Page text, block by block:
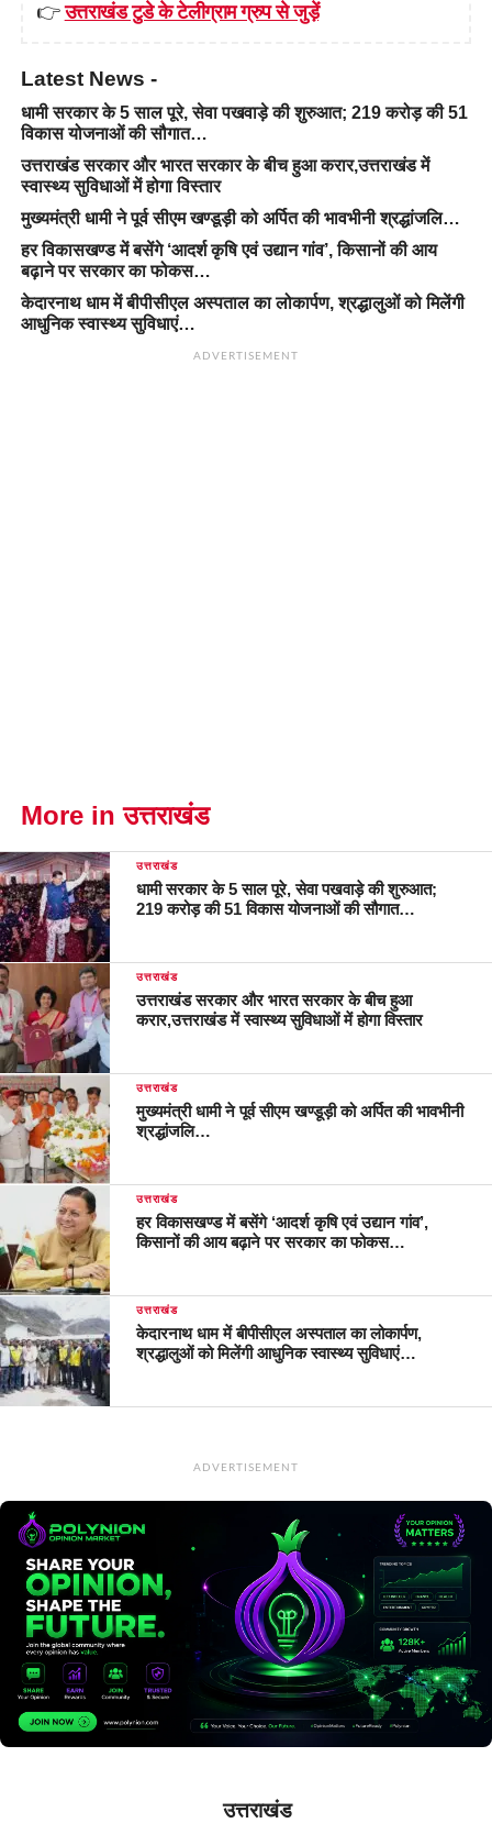
👉उत्तराखंड टुडे के टेलीग्राम ग्रुप से जुड़ें
Latest News -
धामी सरकार के 5 साल पूरे, सेवा पखवाड़े की शुरुआत; 219 करोड़ की 51
विकास योजनाओं की सौगात…
उत्तराखंड सरकार और भारत सरकार के बीच हुआ करार,उत्तराखंड में
स्वास्थ्य सुविधाओं में होगा विस्तार
मुख्यमंत्री धामी ने पूर्व सीएम खण्डूड़ी को अर्पित की भावभीनी श्रद्धांजलि…
हर विकासखण्ड में बसेंगे ‘आदर्श कृषि एवं उद्यान गांव’, किसानों की आय
बढ़ाने पर सरकार का फोकस…
केदारनाथ धाम में बीपीसीएल अस्पताल का लोकार्पण, श्रद्धालुओं को मिलेंगी
आधुनिक स्वास्थ्य सुविधाएं…
ADVERTISEMENT
More in उत्तराखंड
उत्तराखंड
धामी सरकार के 5 साल पूरे, सेवा पखवाड़े की शुरुआत;
219 करोड़ की 51 विकास योजनाओं की सौगात…
उत्तराखंड
उत्तराखंड सरकार और भारत सरकार के बीच हुआ
करार,उत्तराखंड में स्वास्थ्य सुविधाओं में होगा विस्तार
उत्तराखंड
मुख्यमंत्री धामी ने पूर्व सीएम खण्डूड़ी को अर्पित की भावभीनी
श्रद्धांजलि…
उत्तराखंड
हर विकासखण्ड में बसेंगे ‘आदर्श कृषि एवं उद्यान गांव’,
किसानों की आय बढ़ाने पर सरकार का फोकस…
उत्तराखंड
केदारनाथ धाम में बीपीसीएल अस्पताल का लोकार्पण,
श्रद्धालुओं को मिलेंगी आधुनिक स्वास्थ्य सुविधाएं…
ADVERTISEMENT
उत्तराखंड